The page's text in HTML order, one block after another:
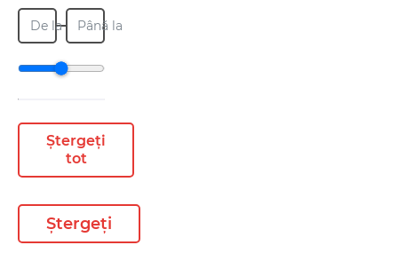
De la Până la
Ștergeți
tot
Ștergeți